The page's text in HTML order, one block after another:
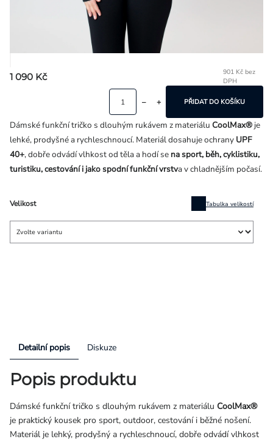
1 090 Kč
901 Kč bez
DPH
Velikost Tabulka velikostí
PŘIDAT DO KOŠÍKU
Dámské funkční tričko s dlouhým rukávem z materiálu CoolMax® je
lehké, prodyšné a rychleschnoucí. Materiál dosahuje ochrany UPF
40+, dobře odvádí vlhkost od těla a hodí se na sport, běh, cyklistiku,
turistiku, cestování i jako spodní funkční vrstva v chladnějším počasí.
Detailní popis Diskuze
Popis produktu
Dámské funkční tričko s dlouhým rukávem z materiálu CoolMax®
je praktický kousek pro sport, outdoor, cestování i běžné nošení.
Materiál je lehký, prodyšný a rychleschnoucí, dobře odvádí vlhkost